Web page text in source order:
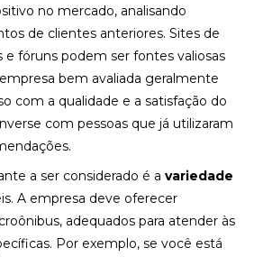
no mercado, analisando
de clientes anteriores. Sites de
e fóruns podem ser fontes valiosas
bem avaliada geralmente
com a qualidade e a satisfação do
com pessoas que já utilizaram
a ser considerado é avariedade
A empresa deve oferecer
adequados para atender às
Por exemplo, se você está